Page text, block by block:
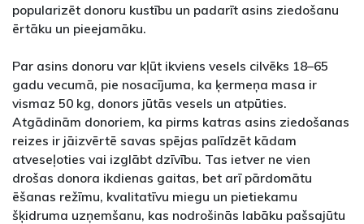
popularizēt donoru kustību un padarīt asins ziedošanu
ērtāku un pieejamāku.
Par asins donoru var kļūt ikviens vesels cilvēks 18–65
gadu vecumā, pie nosacījuma, ka ķermeņa masa ir
vismaz 50 kg, donors jūtās vesels un atpūties.
Atgādinām donoriem, ka pirms katras asins ziedošanas
reizes ir jāizvērtē savas spējas palīdzēt kādam
atveseļoties vai izglābt dzīvību. Tas ietver ne vien
drošas donora ikdienas gaitas, bet arī pārdomātu
ēšanas režīmu, kvalitatīvu miegu un pietiekamu
šķidruma uzņemšanu, kas nodrošinās labāku pašsajūtu